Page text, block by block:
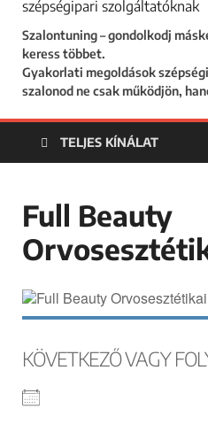
Szalontuning – gondolkodj
keress többet.
Gyakorlati megoldások
szalonod ne csak működjön,
TELJES KÍNÁLAT
Full Beauty
KÖVETKEZŐ VAGY